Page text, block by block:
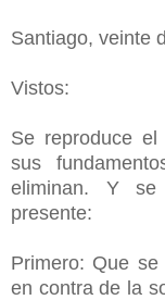
Santiago, veinte
Vistos:
Se reproduce
sus
eliminan. Y
presente:
Primero: Que
en contra de la